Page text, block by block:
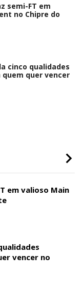
semi-FT em
no Chipre do
cinco qualidades
quem quer vencer
em valioso Main
vencer no